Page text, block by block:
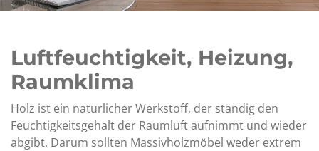
Luftfeuchtigkeit, Heizung,
Raumklima
Holz ist ein natürlicher Werkstoff, der ständig den
Feuchtigkeitsgehalt der Raumluft aufnimmt und wieder
abgibt. Darum sollten Massivholzmöbel weder extrem